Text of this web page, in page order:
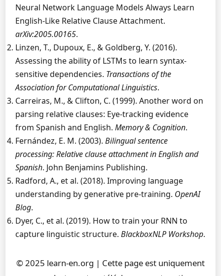
Neural Network Language Models Always Learn
English-Like Relative Clause Attachment.
arXiv:2005.00165.
Linzen, T., Dupoux, E., & Goldberg, Y. (2016).
Assessing the ability of LSTMs to learn syntax-
sensitive dependencies. Transactions of the
Association for Computational Linguistics.
Carreiras, M., & Clifton, C. (1999). Another word on
parsing relative clauses: Eye-tracking evidence
from Spanish and English. Memory & Cognition.
Fernández, E. M. (2003). Bilingual sentence
processing: Relative clause attachment in English and
Spanish. John Benjamins Publishing.
Radford, A., et al. (2018). Improving language
understanding by generative pre-training. OpenAI
Blog.
Dyer, C., et al. (2019). How to train your RNN to
capture linguistic structure. BlackboxNLP Workshop.
© 2025 learn-en.org | Cette page est uniquement